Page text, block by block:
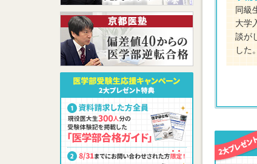
同級
大学
談が
した。